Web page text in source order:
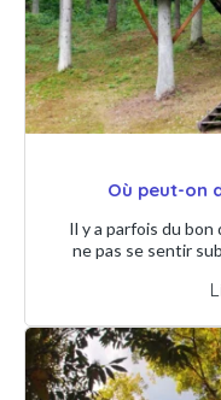
Où peut-on
Il y a parfois du
ne pas se sentir